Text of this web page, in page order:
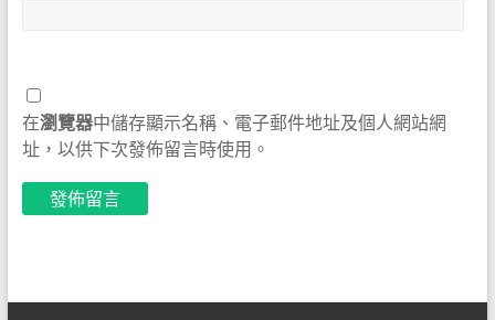
在瀏覽器中儲存顯示名稱、電子郵件地址及個人網站網
址，以供下次發佈留言時使用。